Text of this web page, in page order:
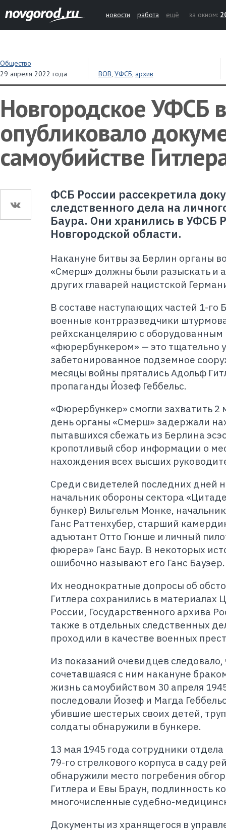
новости работа ещё за окном:
Общество
29 апреля 2022 года
ВОВ, УФСБ, архив
Новгородское УФСБ
опубликовало
самоубийстве
ФСБ России рассекретила
следственного дела на
Баура. Они хранились в УФСБ
Новгородской области.
Накануне битвы за Берлин органы
«Смерш» должны были разыскать и
других главарей нацистской
В составе наступающих частей 1-го
военные контрразведчики
рейхсканцелярию с оборудованным
«фюрербункером» — это тщательно
забетонированное подземное
месяцы войны прятались Адольф
пропаганды Йозеф Геббельс.
«Фюрербункер» смогли захватить 2
день органы «Смерш» задержали
пытавшихся сбежать из Берлина
кропотливый сбор информации о
нахождения всех высших
Среди свидетелей последних дней
начальник обороны сектора
бункер) Вильгельм Монке,
Ганс Раттенхубер, старший
адъютант Отто Гюнше и личный
фюрера» Ганс Баур. В некоторых
ошибочно называют его Ганс Бауэер.
Их неоднократные допросы об
Гитлера сохранились в материалах
России, Государственного архива
также в отдельных следственных
проходили в качестве военных
Из показаний очевидцев следовало,
сочетавшаяся с ним накануне
жизнь самоубийством 30 апреля
последовали Йозеф и Магда
убившие шестерых своих детей,
солдаты обнаружили в бункере.
13 мая 1945 года сотрудники
79-го стрелкового корпуса в саду
обнаружили место погребения
Гитлера и Евы Браун, подлинность
многочисленные судебно-
Документы из хранящегося в